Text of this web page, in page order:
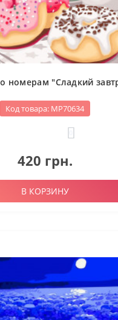
номерам "Сладкий
Код товара: МР70634
420 грн.
В КОРЗИНУ